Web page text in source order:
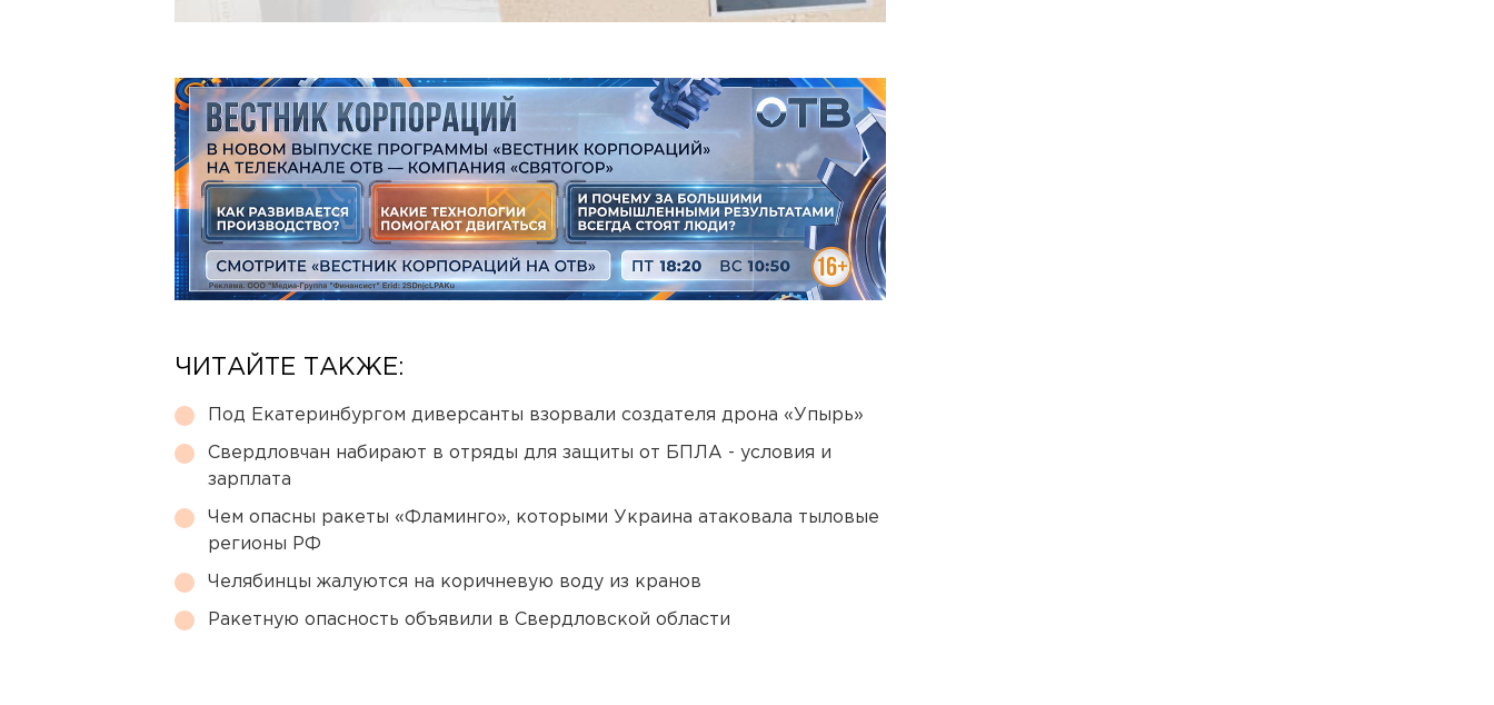
ЧИТАЙТЕ ТАКЖЕ:
Под Екатеринбургом диверсанты взорвали создателя дрона «Упырь»
Свердловчан набирают в отряды для защиты от БПЛА - условия и
зарплата
Чем опасны ракеты «Фламинго», которыми Украина атаковала тыловые
регионы РФ
Челябинцы жалуются на коричневую воду из кранов
Ракетную опасность объявили в Свердловской области